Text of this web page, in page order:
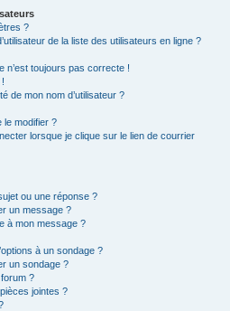
?
de la liste des utilisateurs en ligne ?
n’est toujours pas correcte !
de mon nom d’utilisateur ?
le modifier ?
lorsque je clique sur le lien de courrier
ou une réponse ?
un message ?
à mon message ?
à un sondage ?
un sondage ?
?
jointes ?